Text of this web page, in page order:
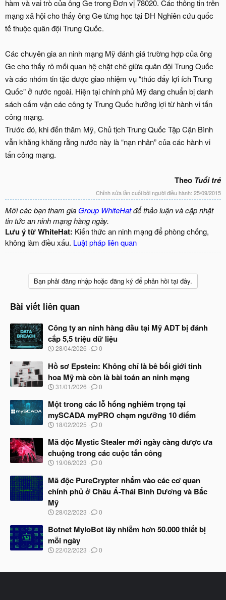
hàm và vai trò của ông Ge trong Đơn vị 78020. Các thông tin trên
mạng xã hội cho thấy ông Ge từng học tại ĐH Nghiên cứu quốc
tế thuộc quân đội Trung Quốc.
Các chuyên gia an ninh mạng Mỹ đánh giá trường hợp của ông
Ge cho thấy rõ mối quan hệ chặt chẽ giữa quân đội Trung Quốc
và các nhóm tin tặc được giao nhiệm vụ “thúc đẩy lợi ích Trung
Quốc” ở nước ngoài. Hiện tại chính phủ Mỹ đang chuẩn bị danh
sách cấm vận các công ty Trung Quốc hưởng lợi từ hành vi tấn
công mạng.
Trước đó, khi đến thăm Mỹ, Chủ tịch Trung Quốc Tập Cận Bình
vẫn khăng khăng rằng nước này là “nạn nhân” của các hành vi
tấn công mạng.
Theo Tuổi trẻ
Chỉnh sửa lần cuối bởi người điều hành: 25/09/2015
Mời các bạn tham gia Group WhiteHatđể thảo luận và cập nhật
tin tức an ninh mạng hàng ngày.
Lưu ý từ WhiteHat: Kiến thức an ninh mạng để phòng chống,
không làm điều xấu. Luật pháp liên quan
Bạn phải đăng nhập hoặc đăng ký để phản hồi tại đây.
Bài viết liên quan
Công ty an ninh hàng đầu tại Mỹ ADT bị đánh
cắp 5,5 triệu dữ liệu
N
à
y
b
ắ
đ
ầ
u
28/04/2026 0
Hồ sơ Epstein: Không chỉ là bê bối giới tinh
hoa Mỹ mà còn là bài toán an ninh mạng
N
à
y
b
ắ
đ
ầ
u
31/01/2026 0
Một trong các lỗ hổng nghiêm trọng tại
mySCADA myPRO chạm ngưỡng 10 điểm
N
à
b
ắ
đ
ầ
u
18/02/2025 0
Mã độc Mystic Stealer mới ngày càng được ưa
chuộng trong các cuộc tấn công
N
à
y
b
ắ
t
ầ
u
19/06/2023 0
Mã độc PureCrypter nhắm vào các cơ quan
chính phủ ở Châu Á-Thái Bình Dương và Bắc
Mỹ
N
à
y
b
ắ
28/02/2023 0
Botnet MyloBot lây nhiễm hơn 50.000 thiết bị
mỗi ngày
N
y
22/02/2023 0